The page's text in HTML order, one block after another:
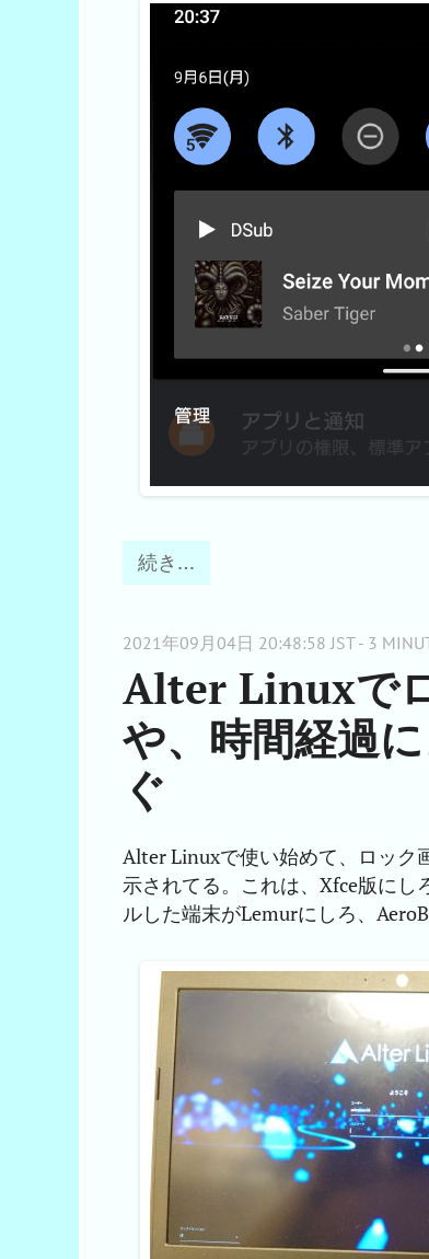
続き…
2021年09月04日 20:48:58 JST - 3
Alter Linuxで
や、時間経過
ぐ
Alter Linuxで使い始めて、ロック
示されてる。これは、Xfce版に
ルした端末がLemurにしろ、